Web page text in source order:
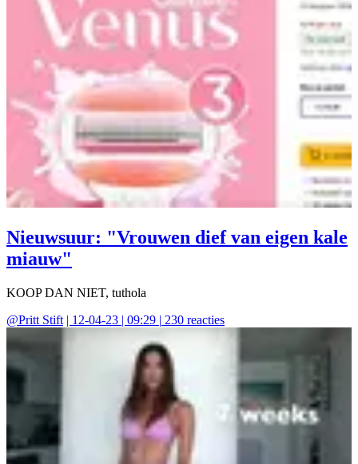
Nieuwsuur: "Vrouwen dief van eigen kale
miauw"
KOOP DAN NIET, tuthola
@Pritt Stift | 12-04-23 | 09:29 | 230 reacties